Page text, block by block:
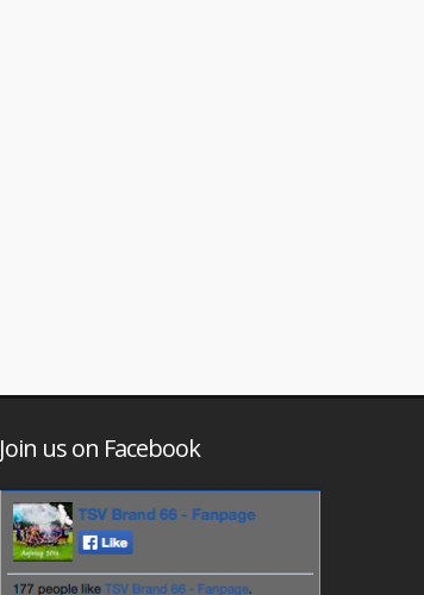
Join us on Facebook